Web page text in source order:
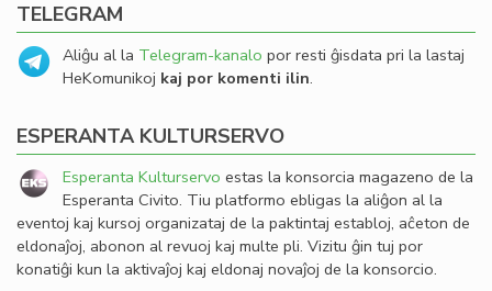
TELEGRAM
Aliĝu al la Telegram-kanalo por resti ĝisdata pri la lastaj
HeKomunikoj kaj por komenti ilin.
ESPERANTA KULTURSERVO
Esperanta Kulturservo estas la konsorcia magazeno de la
Esperanta Civito. Tiu platformo ebligas la aliĝon al la
eventoj kaj kursoj organizataj de la paktintaj establoj, aĉeton de
eldonaĵoj, abonon al revuoj kaj multe pli. Vizitu ĝin tuj por
konatiĝi kun la aktivaĵoj kaj eldonaj novaĵoj de la konsorcio.